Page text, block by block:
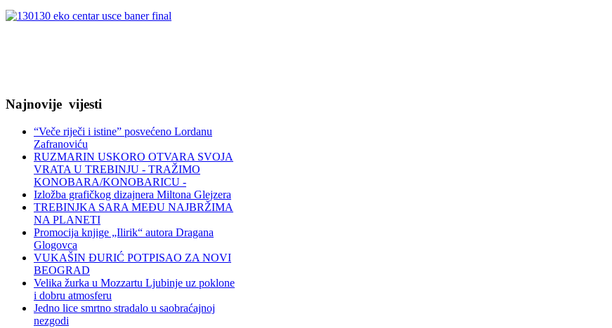
Najnovije vijesti
“Veče riječi i istine” posvećeno Lordanu
Zafranoviću
RUZMARIN USKORO OTVARA SVOJA
VRATA U TREBINJU - TRAŽIMO
KONOBARA/KONOBARICU -
Izložba grafičkog dizajnera Miltona Glejzera
TREBINЈKA SARA MEĐU NAJBRŽIMA
NA PLANETI
Promocija knjige „Ilirik“ autora Dragana
Glogovca
VUKAŠIN ĐURIĆ POTPISAO ZA NOVI
BEOGRAD
Velika žurka u Mozzartu Ljubinje uz poklone
i dobru atmosferu
Jedno lice smrtno stradalo u saobraćajnoj
nezgodi